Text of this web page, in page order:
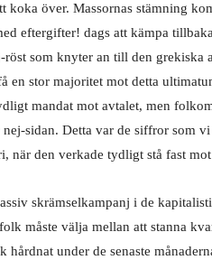
över. Massornas stämning
eftergifter! dags att kämpa
som knyter an till den grekiska
en stor majoritet mot detta
mandat mot avtalet, men
sidan. Detta var de siffror som
när den verkade tydligt stå fast
skrämselkampanj i de
måste välja mellan att stanna
under de senaste